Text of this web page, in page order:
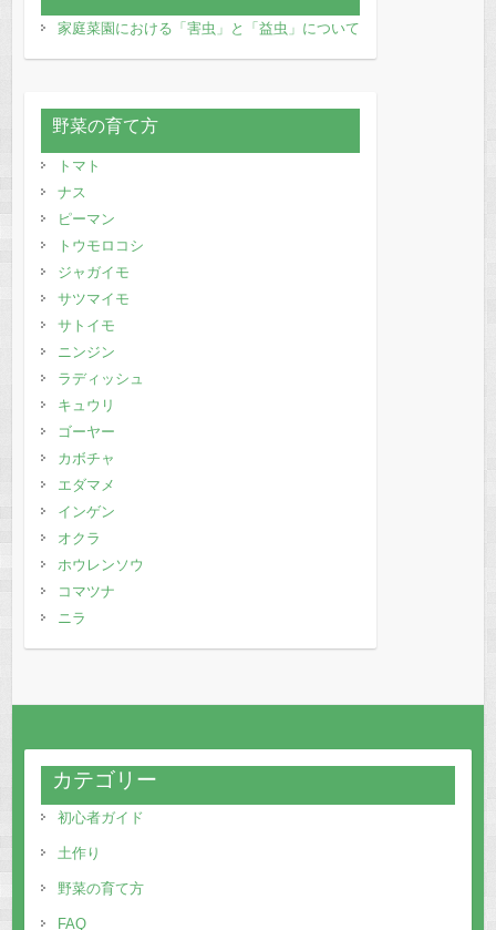
家庭菜園における「害虫」と「益虫」について
野菜の育て方
トマト
ナス
ピーマン
トウモロコシ
ジャガイモ
サツマイモ
サトイモ
ニンジン
ラディッシュ
キュウリ
ゴーヤー
カボチャ
エダマメ
インゲン
オクラ
ホウレンソウ
コマツナ
ニラ
カテゴリー
初心者ガイド
土作り
野菜の育て方
FAQ